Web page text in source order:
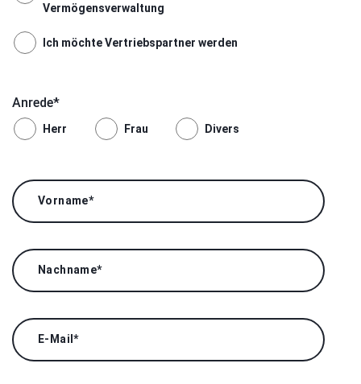
Vermögensverwaltung
Ich möchte Vertriebspartner werden
Anrede*
Herr Frau Divers
Vorname*
Nachname*
E-Mail*